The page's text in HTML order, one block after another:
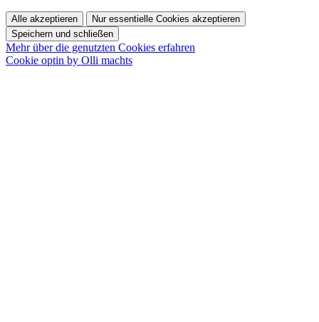
Alle akzeptieren
Nur essentielle Cookies akzeptieren
Speichern und schließen
Mehr über die genutzten Cookies erfahren
Cookie optin by Olli machts